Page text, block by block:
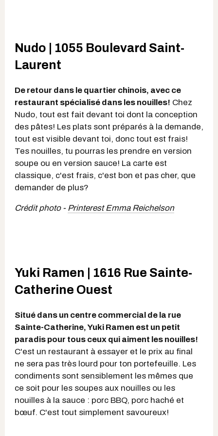
Nudo | 1055 Boulevard Saint-
Laurent
De retour dans le quartier chinois, avec ce
restaurant spécialisé dans les nouilles! Chez
Nudo, tout est fait devant toi dont la conception
des pâtes! Les plats sont préparés à la demande,
tout est visible devant toi, donc tout est frais!
Tes nouilles, tu pourras les prendre en version
soupe ou en version sauce! La carte est
classique, c'est frais, c'est bon et pas cher, que
demander de plus?
Crédit photo - Printerest Emma Reichelson
Yuki Ramen | 1616 Rue Sainte-
Catherine Ouest
Situé dans un centre commercial de la rue
Sainte-Catherine, Yuki Ramen est un petit
paradis pour tous ceux qui aiment les nouilles!
C'est un restaurant à essayer et le prix au final
ne sera pas très lourd pour ton portefeuille. Les
condiments sont sensiblement les mêmes que
ce soit pour les soupes aux nouilles ou les
nouilles à la sauce : porc BBQ, porc haché et
bœuf. C'est tout simplement savoureux!